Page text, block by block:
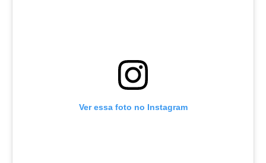
Ver essa foto no Instagram